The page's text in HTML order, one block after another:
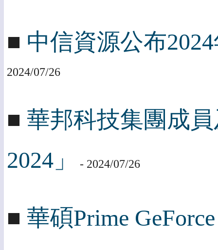
■ 中信資源公布
2024/07/26
■ 華邦科技集團成
2024」
- 2024/07/26
■ 華碩Prime